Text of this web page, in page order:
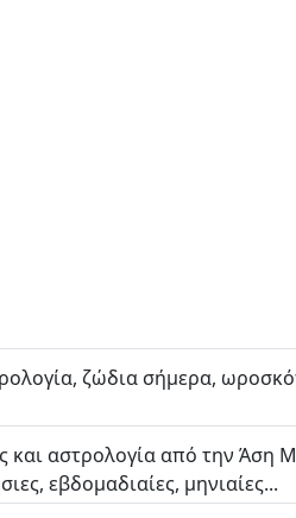
ζώδια σήμερα,
και αστρολογία από την Άση
εβδομαδιαίες, μηνιαίες...